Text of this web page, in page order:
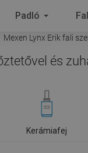
Padló
Mexen Lynx Erik fali
és
Kerámiafej